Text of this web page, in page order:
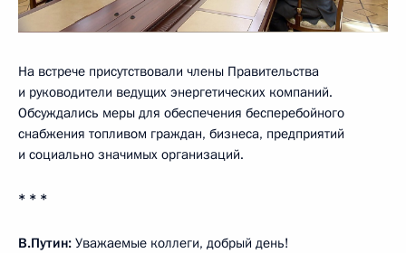
На встрече присутствовали члены Правительства
и руководители ведущих энергетических компаний.
Обсуждались меры для обеспечения бесперебойного
снабжения топливом граждан, бизнеса, предприятий
и социально значимых организаций.
* * *
В.Путин: Уважаемые коллеги, добрый день!